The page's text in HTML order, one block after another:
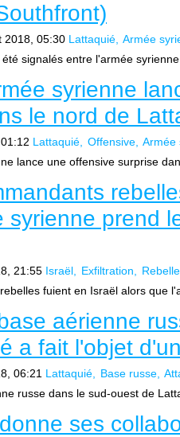
2018, 05:30 Lattaquié Armée
signalés entre l'armée syrienne
syrienne
le nord de
Lattaquié Offensive Armée
lance une offensive surprise
syrienne prend
21:55 Israël Exfiltration
fuient en Israël alors que
aérienne
a fait l'objet
06:21 Lattaquié Base russe
russe dans le sud-ouest de
ses